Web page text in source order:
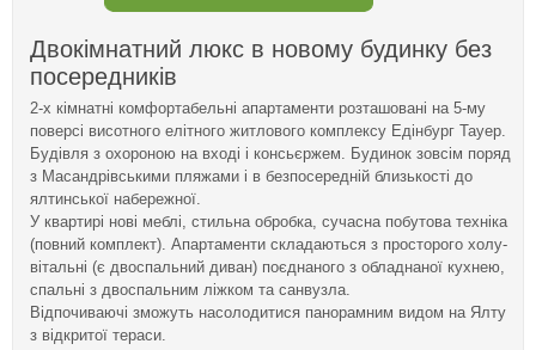
Двокімнатний люкс в новому будинку без
посередників
2-х кімнатні комфортабельні апартаменти розташовані на 5-му
поверсі висотного елітного житлового комплексу Едінбург Тауер.
Будівля з охороною на вході і консьєржем. Будинок зовсім поряд
з Масандрівськими пляжами і в безпосередній близькості до
ялтинської набережної.
У квартирі нові меблі, стильна обробка, сучасна побутова техніка
(повний комплект). Апартаменти складаються з просторого холу-
вітальні (є двоспальний диван) поєднаного з обладнаної кухнею,
спальні з двоспальним ліжком та санвузла.
Відпочиваючі зможуть насолодитися панорамним видом на Ялту
з відкритої тераси.